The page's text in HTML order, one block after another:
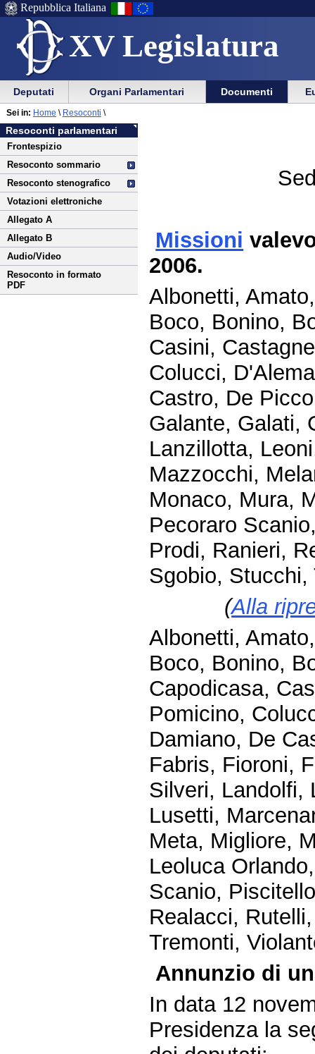
XV Legislatura
Menu
di
ausilio
alla
navigazione
Vai
Menu
di
navigazione
principale
Repubblica Italiana
Menu
di
navigazione
principale
Vai
menu
di
sezione
Deputati Organi Parlamentari Documenti
Vai
al
contenuto
Resoconti parlamentari
Frontespizio
Resoconto sommario
Resoconto stenografico
Votazioni elettroniche
Allegato A
Allegato B
Audio/Video
Resoconto in formato
PDF
Sei in: Home \ Resoconti \
Missioni
2006.
Albonetti,
Boco, Bonino,
Casini,
Colucci,
Castro, De
Galante, Galati,
Lanzillotta,
Mazzocchi,
Monaco, Mura,
Pecoraro
Prodi, Ranieri,
Sgobio,
(Alla
Albonetti,
Boco, Bonino,
Capodicasa,
Pomicino,
Damiano, De
Fabris, Fioroni,
Silveri, Landolfi,
Lusetti,
Meta, Migliore,
Leoluca
Scanio,
Realacci,
Tremonti,
Annunzio di
In data 12
Presidenza la